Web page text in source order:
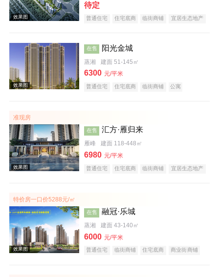
效果图
效果图
待定
普通住宅 住宅底商 临街商铺 宜居生态地产
在售 阳光金城
蒸湘 建面 51-145㎡
6300 元/平米
普通住宅 住宅底商 临街商铺
公寓
准现房
在售 汇方·雁归来
雁峰 建面 118-448㎡
6980 元/平米
普通住宅 住宅底商 临街商铺
宜居生态地产
特价房一口价5288元/㎡
在售 融冠·乐城
蒸湘 建面 43-140㎡
6000 元/平米
普通住宅 临街商铺 住宅底商
商业街商铺